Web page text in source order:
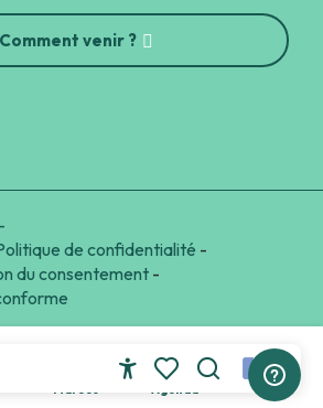
Marées Agenda
Accessibilité
Voir les favoris
Recherche
Comment venir ?
de confidentialité -
du consentement -